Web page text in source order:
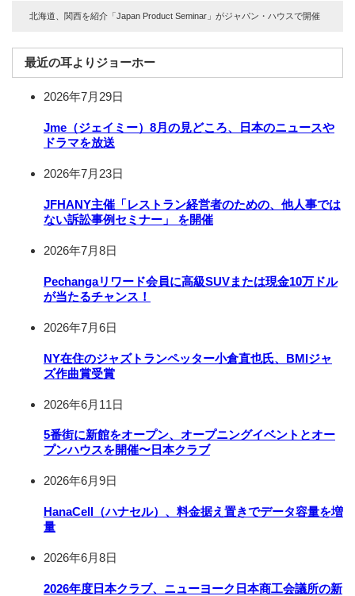
北海道、関西を紹介「Japan Product Seminar」がジャパン・ハウスで開催
最近の耳よりジョーホー
2026年7月29日
Jme（ジェイミー）8月の見どころ、日本のニュースや
ドラマを放送
2026年7月23日
JFHANY主催「レストラン経営者のための、他人事では
ない訴訟事例セミナー」 を開催
2026年7月8日
Pechangaリワード会員に高級SUVまたは現金10万ドル
が当たるチャンス！
2026年7月6日
NY在住のジャズトランペッター小倉直也氏、BMIジャ
ズ作曲賞受賞
2026年6月11日
5番街に新館をオープン、オープニングイベントとオー
プンハウスを開催〜日本クラブ
2026年6月9日
HanaCell（ハナセル）、料金据え置きでデータ容量を増
量
2026年6月8日
2026年度日本クラブ、ニューヨーク日本商工会議所の新